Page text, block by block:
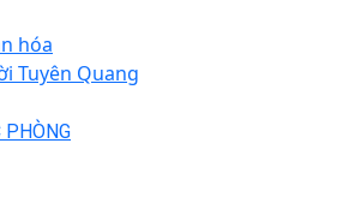
hóa
Tuyên Quang
PHÒNG